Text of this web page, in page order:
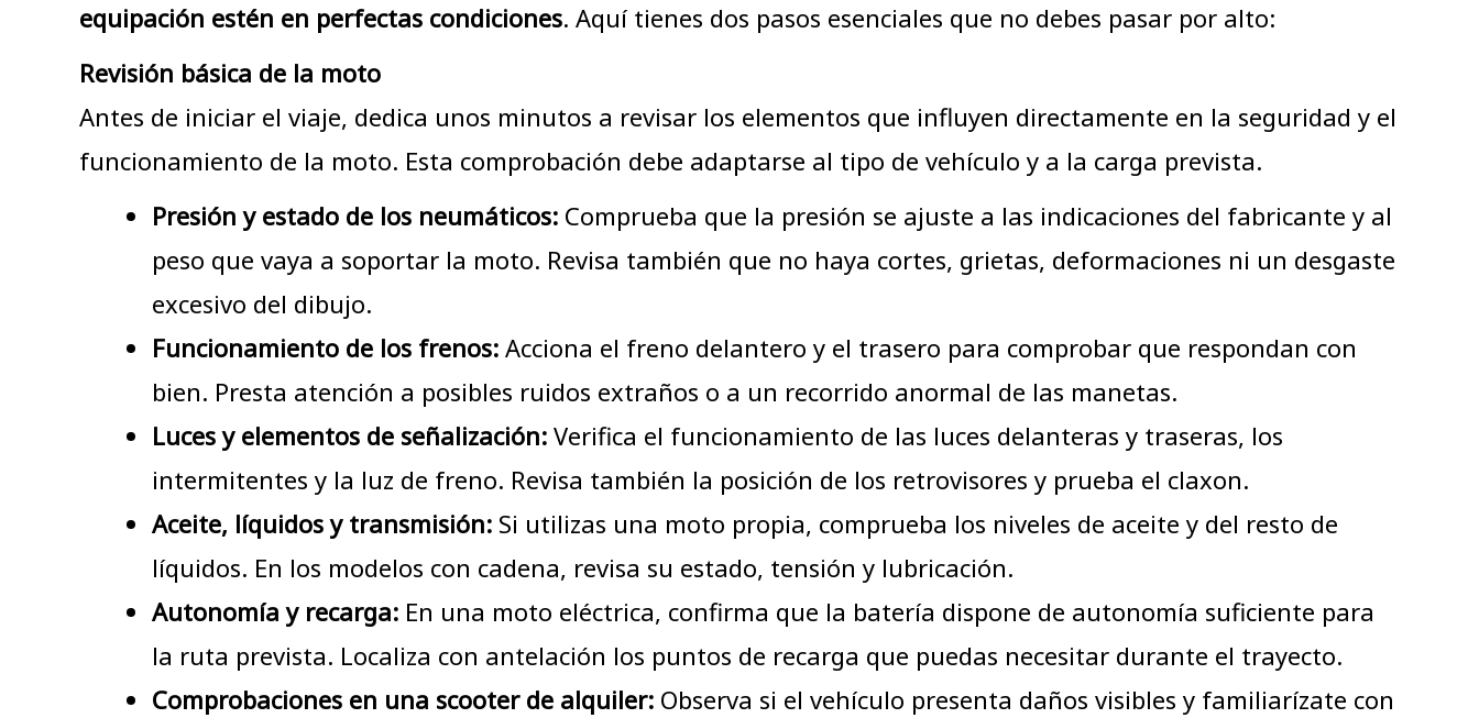
equipación estén en perfectas condiciones. Aquí tienes dos pasos esenciales que no debes pasar por alto:
Revisión básica de la moto
Antes de iniciar el viaje, dedica unos minutos a revisar los elementos que influyen directamente en la seguridad y el
funcionamiento de la moto. Esta comprobación debe adaptarse al tipo de vehículo y a la carga prevista.
Presión y estado de los neumáticos: Comprueba que la presión se ajuste a las indicaciones del fabricante y al
peso que vaya a soportar la moto. Revisa también que no haya cortes, grietas, deformaciones ni un desgaste
excesivo del dibujo.
Funcionamiento de los frenos: Acciona el freno delantero y el trasero para comprobar que respondan con
bien. Presta atención a posibles ruidos extraños o a un recorrido anormal de las manetas.
Luces y elementos de señalización: Verifica el funcionamiento de las luces delanteras y traseras, los
intermitentes y la luz de freno. Revisa también la posición de los retrovisores y prueba el claxon.
Aceite, líquidos y transmisión: Si utilizas una moto propia, comprueba los niveles de aceite y del resto de
líquidos. En los modelos con cadena, revisa su estado, tensión y lubricación.
Autonomía y recarga: En una moto eléctrica, confirma que la batería dispone de autonomía suficiente para
la ruta prevista. Localiza con antelación los puntos de recarga que puedas necesitar durante el trayecto.
Comprobaciones en una scooter de alquiler: Observa si el vehículo presenta daños visibles y familiarízate con